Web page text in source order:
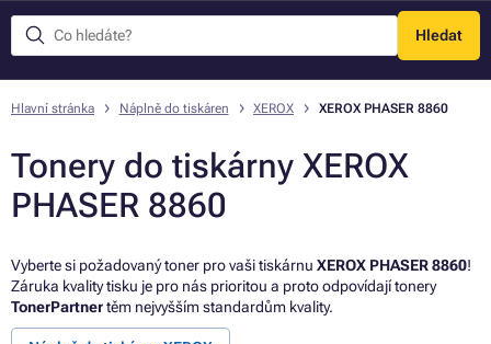
Hledat
Menu
Hlavní stránka Náplně do tiskáren XEROX XEROX PHASER 8860
Tonery do tiskárny XEROX
PHASER 8860
Vyberte si požadovaný toner pro vaši tiskárnu XEROX PHASER 8860!
Záruka kvality tisku je pro nás prioritou a proto odpovídají tonery
TonerPartnertěm nejvyšším standardům kvality.